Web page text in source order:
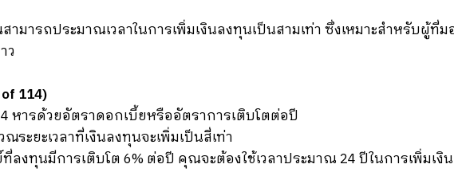
มารถประมาณเวลาในการเพิ่มเงินลงทุนเป็นสามเท่า ซึ่งเหมาะสำหรับผู้ที่ม
ว
114)
หารด้วยอัตราดอกเบี้ยหรืออัตราการเติบโตต่อปี
ระยะเวลาที่เงินลงทุนจะเพิ่มเป็นสี่เท่า
งทุนมีการเติบโต 6% ต่อปี คุณจะต้องใช้เวลาประมาณ 24 ปีในการเพิ่มเงิน